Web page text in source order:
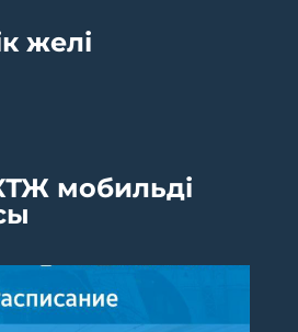
желі
мобильді